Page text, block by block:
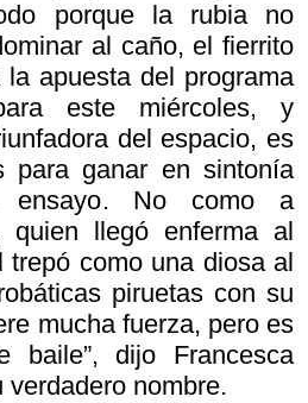
porque la rubia no
al caño, el fierrito
apuesta del programa
este miércoles, y
del espacio, es
para ganar en sintonía
ensayo. No como a
quien llegó enferma al
trepó como una diosa al
piruetas con su
mucha fuerza, pero es
baile”, dijo Francesca
nombre.